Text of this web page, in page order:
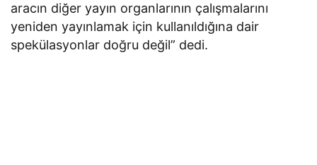
aracın diğer yayın organlarının çalışmalarını
yeniden yayınlamak için kullanıldığına dair
spekülasyonlar doğru değil” dedi.